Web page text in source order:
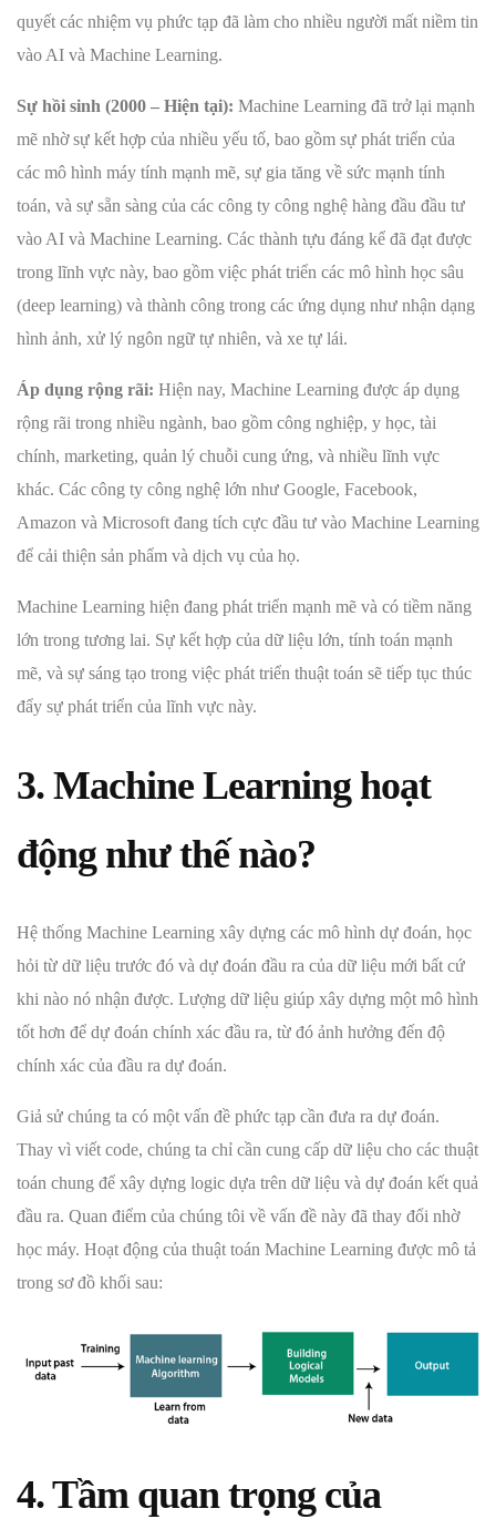
quyết các nhiệm vụ phức tạp đã làm cho nhiều người mất niềm tin
vào AI và Machine Learning.
Sự hồi sinh (2000 – Hiện tại): Machine Learning đã trở lại mạnh
mẽ nhờ sự kết hợp của nhiều yếu tố, bao gồm sự phát triển của
các mô hình máy tính mạnh mẽ, sự gia tăng về sức mạnh tính
toán, và sự sẵn sàng của các công ty công nghệ hàng đầu đầu tư
vào AI và Machine Learning. Các thành tựu đáng kể đã đạt được
trong lĩnh vực này, bao gồm việc phát triển các mô hình học sâu
(deep learning) và thành công trong các ứng dụng như nhận dạng
hình ảnh, xử lý ngôn ngữ tự nhiên, và xe tự lái.
Áp dụng rộng rãi: Hiện nay, Machine Learning được áp dụng
rộng rãi trong nhiều ngành, bao gồm công nghiệp, y học, tài
chính, marketing, quản lý chuỗi cung ứng, và nhiều lĩnh vực
khác. Các công ty công nghệ lớn như Google, Facebook,
Amazon và Microsoft đang tích cực đầu tư vào Machine Learning
để cải thiện sản phẩm và dịch vụ của họ.
Machine Learning hiện đang phát triển mạnh mẽ và có tiềm năng
lớn trong tương lai. Sự kết hợp của dữ liệu lớn, tính toán mạnh
mẽ, và sự sáng tạo trong việc phát triển thuật toán sẽ tiếp tục thúc
đẩy sự phát triển của lĩnh vực này.
3. Machine Learning hoạt
động như thế nào?
Hệ thống Machine Learning xây dựng các mô hình dự đoán, học
hỏi từ dữ liệu trước đó và dự đoán đầu ra của dữ liệu mới bất cứ
khi nào nó nhận được. Lượng dữ liệu giúp xây dựng một mô hình
tốt hơn để dự đoán chính xác đầu ra, từ đó ảnh hưởng đến độ
chính xác của đầu ra dự đoán.
Giả sử chúng ta có một vấn đề phức tạp cần đưa ra dự đoán.
Thay vì viết code, chúng ta chỉ cần cung cấp dữ liệu cho các thuật
toán chung để xây dựng logic dựa trên dữ liệu và dự đoán kết quả
đầu ra. Quan điểm của chúng tôi về vấn đề này đã thay đổi nhờ
học máy. Hoạt động của thuật toán Machine Learning được mô tả
trong sơ đồ khối sau:
4. Tầm quan trọng của